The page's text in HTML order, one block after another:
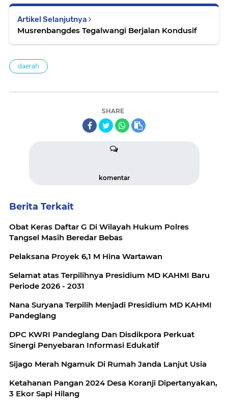
Artikel Selanjutnya
Musrenbangdes Tegalwangi Berjalan Kondusif
daerah
SHARE
komentar
Berita Terkait
Obat Keras Daftar G Di Wilayah Hukum Polres
Tangsel Masih Beredar Bebas
Pelaksana Proyek 6,1 M Hina Wartawan
Selamat atas Terpilihnya Presidium MD KAHMI Baru
Periode 2026 - 2031
Nana Suryana Terpilih Menjadi Presidium MD KAHMI
Pandeglang
DPC KWRI Pandeglang Dan Disdikpora Perkuat
Sinergi Penyebaran Informasi Edukatif
Sijago Merah Ngamuk Di Rumah Janda Lanjut Usia
Ketahanan Pangan 2024 Desa Koranji Dipertanyakan,
3 Ekor Sapi Hilang